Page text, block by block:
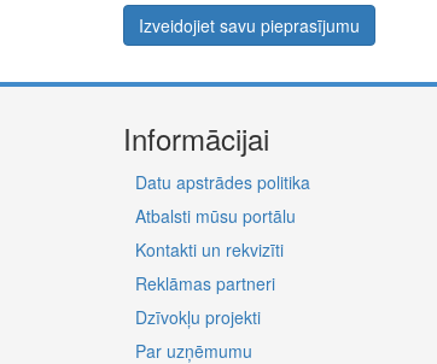
Izveidojiet savu pieprasījumu
Informācijai
Datu apstrādes politika
Atbalsti mūsu portālu
Kontakti un rekvizīti
Reklāmas partneri
Dzīvokļu projekti
Par uzņēmumu